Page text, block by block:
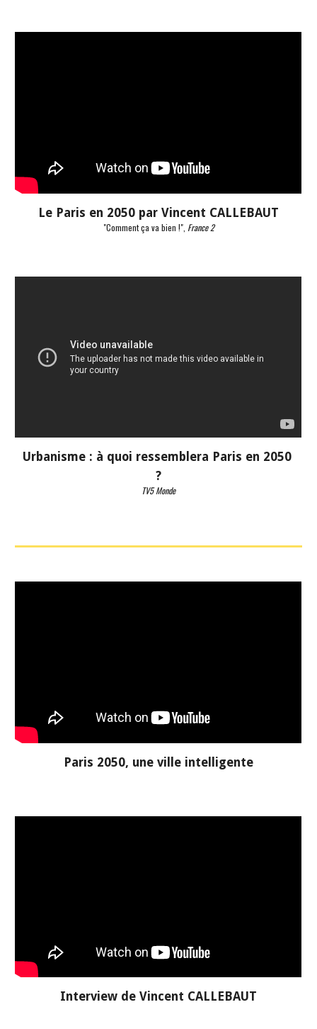
Le Paris en 2050 par Vincent CALLEBAUT
"Comment ça va bien !", France 2
Urbanisme : à quoi ressemblera Paris en 2050
?
TV5 Monde
Paris 2050, une ville intelligente
Interview de Vincent CALLEBAUT